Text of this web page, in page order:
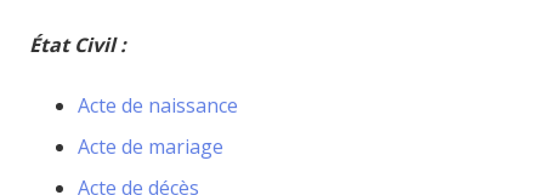
État Civil :
Acte de naissance
Acte de mariage
Acte de décès